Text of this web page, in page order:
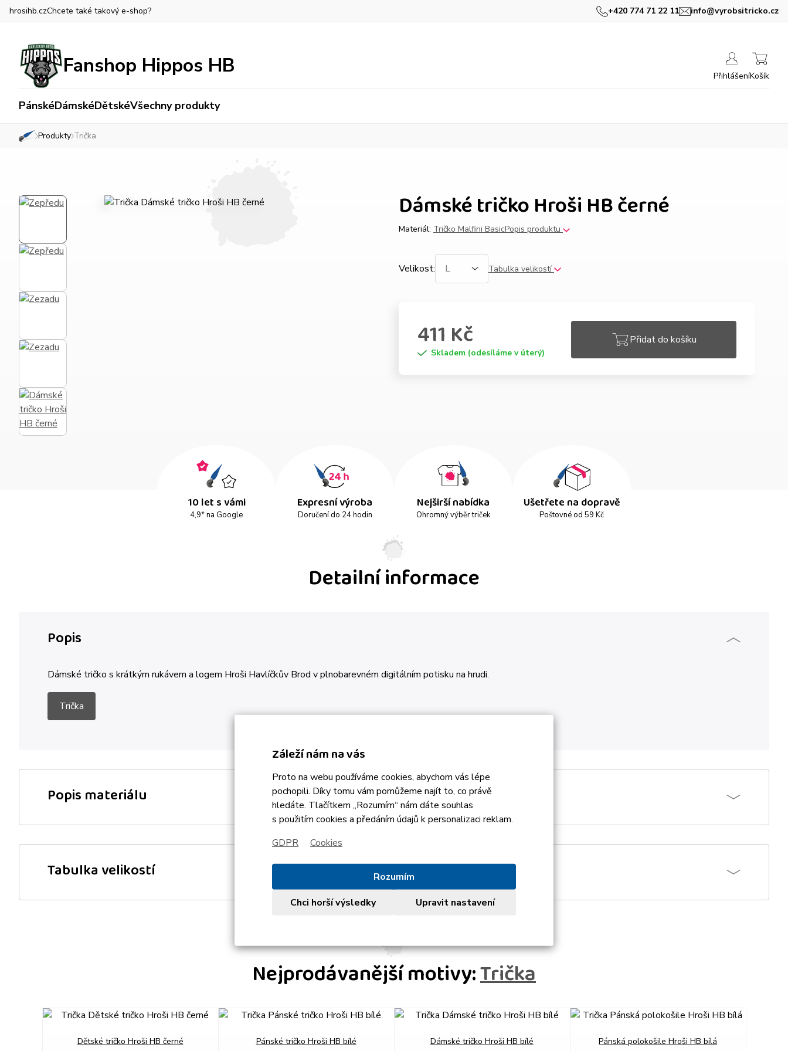
hrosihb.czChcete také takový e-shop? +420 774 71 22 11 info@vyrobsitricko.cz
Fanshop Hippos HB
PánskéDámskéDětskéVšechny produkty
PřihlášeníKošík
»
Produkty »
Trička
Dámské tričko Hroši HB černé
Materiál: Tričko Malfini BasicPopis produktu
Velikost: Tabulka velikostí
411 Kč
Skladem (odesíláme v úterý)
Přidat do košíku
10 let s vámi
4,9* na Google
Expresní výroba
Doručení do 24 hodin
Nejširší nabídka
Ohromný výběr triček
Ušetřete na dopravě
Poštovné od 59 Kč
Detailní informace
Popis
Dámské tričko s krátkým rukávem a logem Hroši Havlíčkův Brod v plnobarevném digitálním potisku na hrudi.
Trička
Popis materiálu
Tabulka velikostí
Nejprodávanější motivy:Trička
Dětské tričko Hroši HB černé Pánské tričko Hroši HB bílé Dámské tričko Hroši HB bílé Pánská polokošile Hroši HB bílá
prev next
Záleží nám na vás
Proto na webu používáme cookies, abychom vás lépe
pochopili. Díky tomu vám pomůžeme najít to, co právě
hledáte. Tlačítkem „Rozumím“ nám dáte souhlas
s použitím cookies a předáním údajů k personalizaci reklam.
GDPR
Cookies
Rozumím
Chci horší výsledky
Upravit nastavení